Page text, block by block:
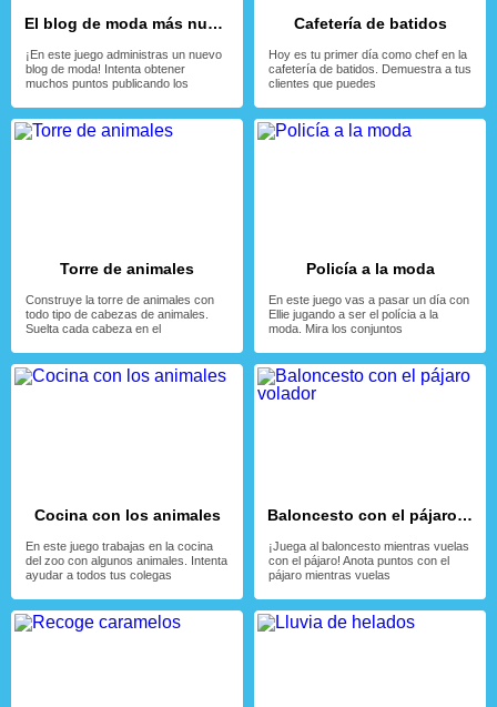
El blog de moda más nuevo
¡En este juego administras un nuevo
blog de moda! Intenta obtener
muchos puntos publicando los
Cafetería de batidos
Hoy es tu primer día como chef en la
cafetería de batidos. Demuestra a tus
clientes que puedes
Torre de animales
Construye la torre de animales con
todo tipo de cabezas de animales.
Suelta cada cabeza en el
Policía a la moda
En este juego vas a pasar un día con
Ellie jugando a ser el polícia a la
moda. Mira los conjuntos
Cocina con los animales
En este juego trabajas en la cocina
del zoo con algunos animales. Intenta
ayudar a todos tus colegas
Baloncesto con el pájaro volador
¡Juega al baloncesto mientras vuelas
con el pájaro! Anota puntos con el
pájaro mientras vuelas